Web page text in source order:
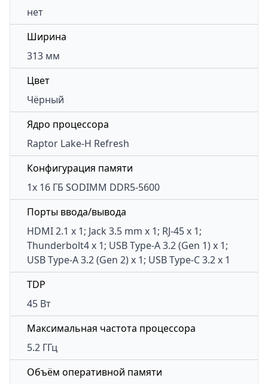
нет
Ширина
313 мм
Цвет
Чёрный
Ядро процессора
Raptor Lake-H Refresh
Конфигурация памяти
1x 16 ГБ SODIMM DDR5-5600
Порты ввода/вывода
HDMI 2.1 x 1; Jack 3.5 mm x 1; RJ-45 x 1;
Thunderbolt4 x 1; USB Type-A 3.2 (Gen 1) x 1;
USB Type-A 3.2 (Gen 2) x 1; USB Type-C 3.2 x 1
TDP
45 Вт
Максимальная частота процессора
5.2 ГГц
Объём оперативной памяти